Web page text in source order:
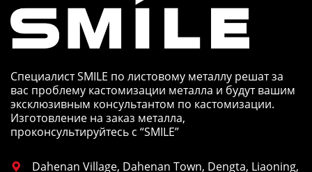
Специалист SMILE по листовому металлу решат за
вас проблему кастомизации металла и будут вашим
эксклюзивным консультантом по кастомизации.
Изготовление на заказ металла,
проконсультируйтесь с “SMILE”

Dahenan Village, Dahenan Town, Dengta, Liaoning,